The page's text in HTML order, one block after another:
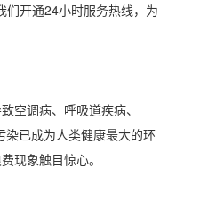
们开通24小时服务热线，为
空调病、呼吸道疾病、
已成为人类健康最大的环
现象触目惊心。